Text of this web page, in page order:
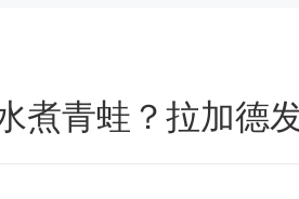
煮青蛙？拉加德